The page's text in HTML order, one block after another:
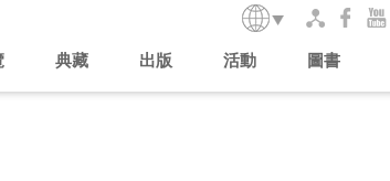
典藏 出版 活動 圖書